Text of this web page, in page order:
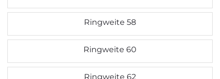
Ringweite 58
Ringweite 60
Ringweite 62